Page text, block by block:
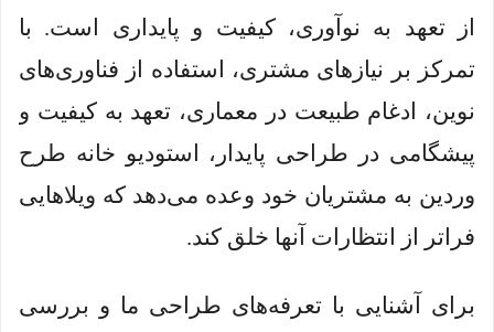
از تعهد به نوآوری، کیفیت و پایداری است. با
تمرکز بر نیازهای مشتری، استفاده از فناوری‌های
نوین، ادغام طبیعت در معماری، تعهد به کیفیت و
پیشگامی در طراحی پایدار، استودیو خانه طرح
وردین به مشتریان خود وعده می‌دهد که ویلاهایی
فراتر از انتظارات آنها خلق کند.
برای آشنایی با تعرفه‌های طراحی ما و بررسی